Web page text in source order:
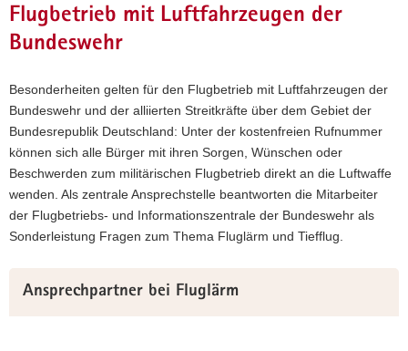
Flugbetrieb mit Luftfahrzeugen der
Bundeswehr
Besonderheiten gelten für den Flugbetrieb mit Luftfahrzeugen der
Bundeswehr und der alliierten Streitkräfte über dem Gebiet der
Bundesrepublik Deutschland: Unter der kostenfreien Rufnummer
können sich alle Bürger mit ihren Sorgen, Wünschen oder
Beschwerden zum militärischen Flugbetrieb direkt an die Luftwaffe
wenden. Als zentrale Ansprechstelle beantworten die Mitarbeiter
der Flugbetriebs- und Informationszentrale der Bundeswehr als
Sonderleistung Fragen zum Thema Fluglärm und Tiefflug.
Ansprechpartner bei Fluglärm